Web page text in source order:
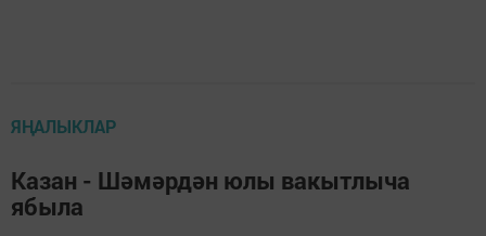
ЯҢАЛЫКЛАР
Казан - Шәмәрдән юлы вакытлыча
ябыла